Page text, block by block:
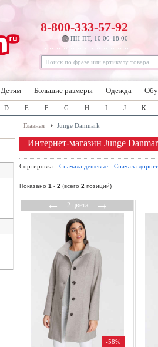
8-800-333-57-92
ПН-ПТ, 10:00-18:00
Детям Большие размеры Одежда
D E F G H I J K
Главная Junge Danmark
Интернет-магазин Junge
Сортировка: Сначала дешевые Сначала
Показано 1 - 2 (всего 2 позиций)
←2 цвета→
-58%